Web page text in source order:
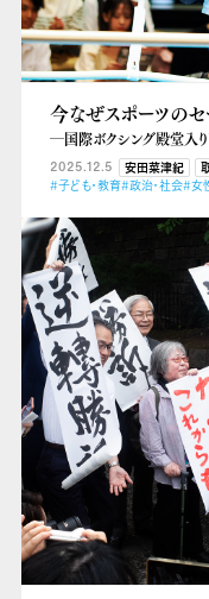
今なぜスポーツの
―国際ボクシング殿堂入り
2025.12.5 安田菜津紀
#子ども・教育#政治・社会#女